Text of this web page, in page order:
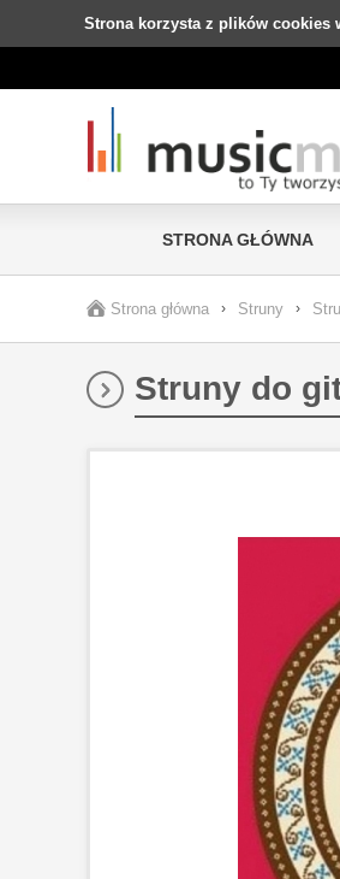
Strona korzysta z plików cookies
STRONA GŁÓWNA
Strona główna › Struny ›
Struny do